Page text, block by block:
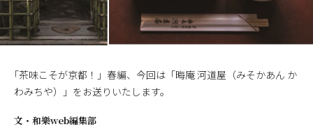
｢茶味こそが京都！」春編、今回は「晦庵 河道屋（みそかあん か
わみちや）」をお送りいたします。
文・ 和樂web編集部